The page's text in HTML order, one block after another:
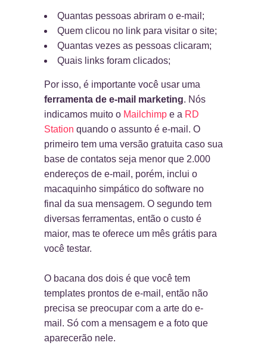
Quantas pessoas abriram o e-mail;
Quem clicou no link para visitar o site;
Quantas vezes as pessoas clicaram;
Quais links foram clicados;
Por isso, é importante você usar uma
ferramenta de e-mail marketing. Nós
indicamos muito o Mailchimp e a RD
Station quando o assunto é e-mail. O
primeiro tem uma versão gratuita caso sua
base de contatos seja menor que 2.000
endereços de e-mail, porém, inclui o
macaquinho simpático do software no
final da sua mensagem. O segundo tem
diversas ferramentas, então o custo é
maior, mas te oferece um mês grátis para
você testar.
O bacana dos dois é que você tem
templates prontos de e-mail, então não
precisa se preocupar com a arte do e-
mail. Só com a mensagem e a foto que
aparecerão nele.